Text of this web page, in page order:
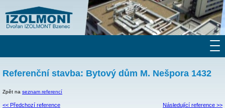
Referenční stavba: Bytový dům M. Nešpora 1432
Zpět na seznam referencí
<< Předchozí reference Následující reference >>